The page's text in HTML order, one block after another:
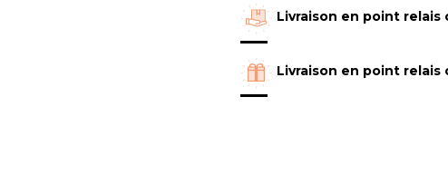
Livraison en point relais
Livraison en point